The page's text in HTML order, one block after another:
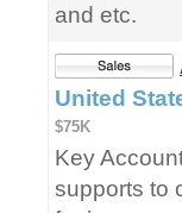
and etc.
United
$75K
Key
supports to